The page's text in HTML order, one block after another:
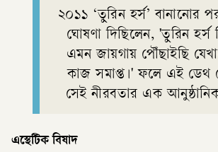
২০১১ ‘তুরিন হর্স’ বানানোর
ঘোষণা দিছিলেন, 'তুরিন হর্স
এমন জায়গায় পৌঁছাইছি
কাজ সমাপ্ত।' ফলে এই ডেথ
সেই নীরবতার এক
এস্থেটিক বিষাদ